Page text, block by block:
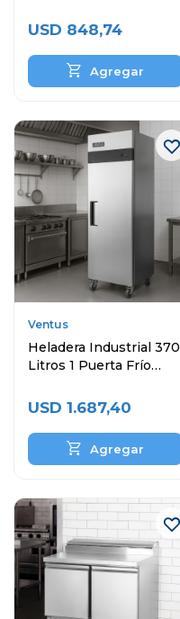
USD 848,74
Ventus
Heladera Industrial 370
Litros 1 Puerta Frío
USD 1.687,40